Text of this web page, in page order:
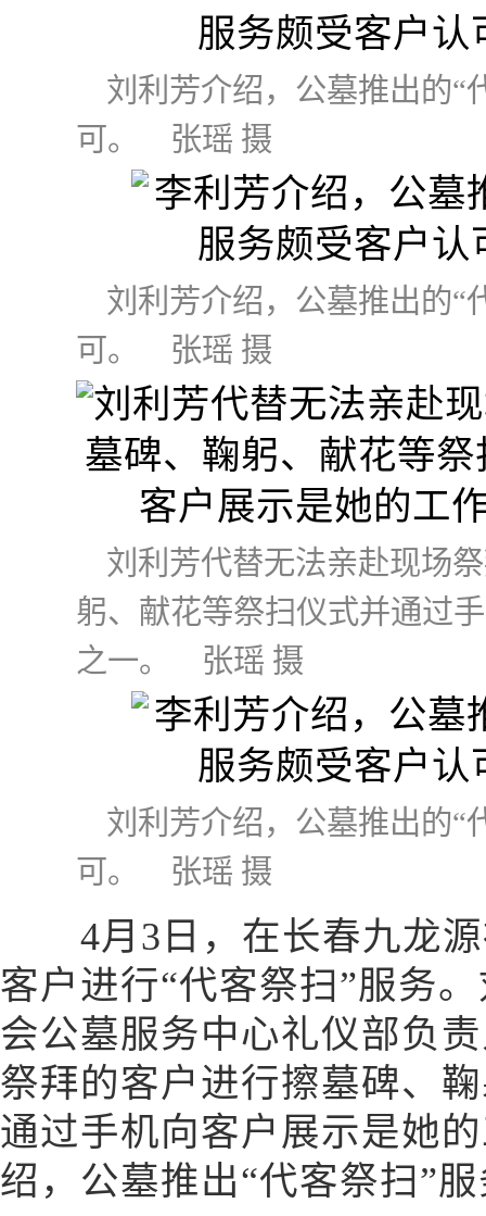
刘利芳介绍，公墓推出的“
可。 张瑶 摄
刘利芳介绍，公墓推出的“
可。 张瑶 摄
刘利芳代替无法亲赴现场
躬、献花等祭扫仪式并通过
之一。 张瑶 摄
刘利芳介绍，公墓推出的“
可。 张瑶 摄
4月3日，在长春九龙源
客户进行“代客祭扫”服务
会公墓服务中心礼仪部负
祭拜的客户进行擦墓碑、
通过手机向客户展示是她
绍，公墓推出“代客祭扫”